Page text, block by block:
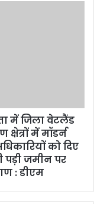
में जिला वेटलैंड
में मॉडर्न
को दिए
पड़ी जमीन पर
: डीएम